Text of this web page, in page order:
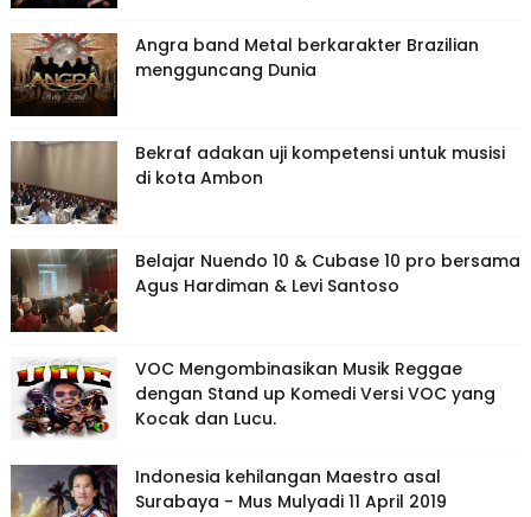
Angra band Metal berkarakter Brazilian
mengguncang Dunia
Bekraf adakan uji kompetensi untuk musisi
di kota Ambon
Belajar Nuendo 10 & Cubase 10 pro bersama
Agus Hardiman & Levi Santoso
VOC Mengombinasikan Musik Reggae
dengan Stand up Komedi Versi VOC yang
Kocak dan Lucu.
Indonesia kehilangan Maestro asal
Surabaya - Mus Mulyadi 11 April 2019